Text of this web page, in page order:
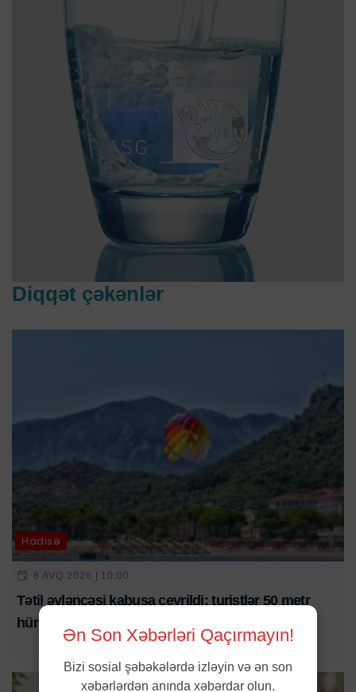
Diqqət çəkənlər
Hadisə
6 AVQ 2026 | 10:00
Tətil əyləncəsi kabusa çevrildi: turistlər 50 metr
hündürlükdən yerə düşdü
Ən Son Xəbərləri Qaçırmayın!
Bizi sosial şəbəkələrdə izləyin və ən son
xəbərlərdən anında xəbərdar olun.